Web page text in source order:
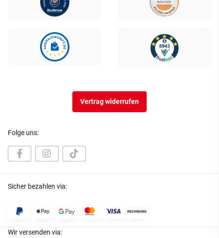
Vertrag widerrufen
Folge uns:
Sicher bezahlen via:
Wir versenden via: